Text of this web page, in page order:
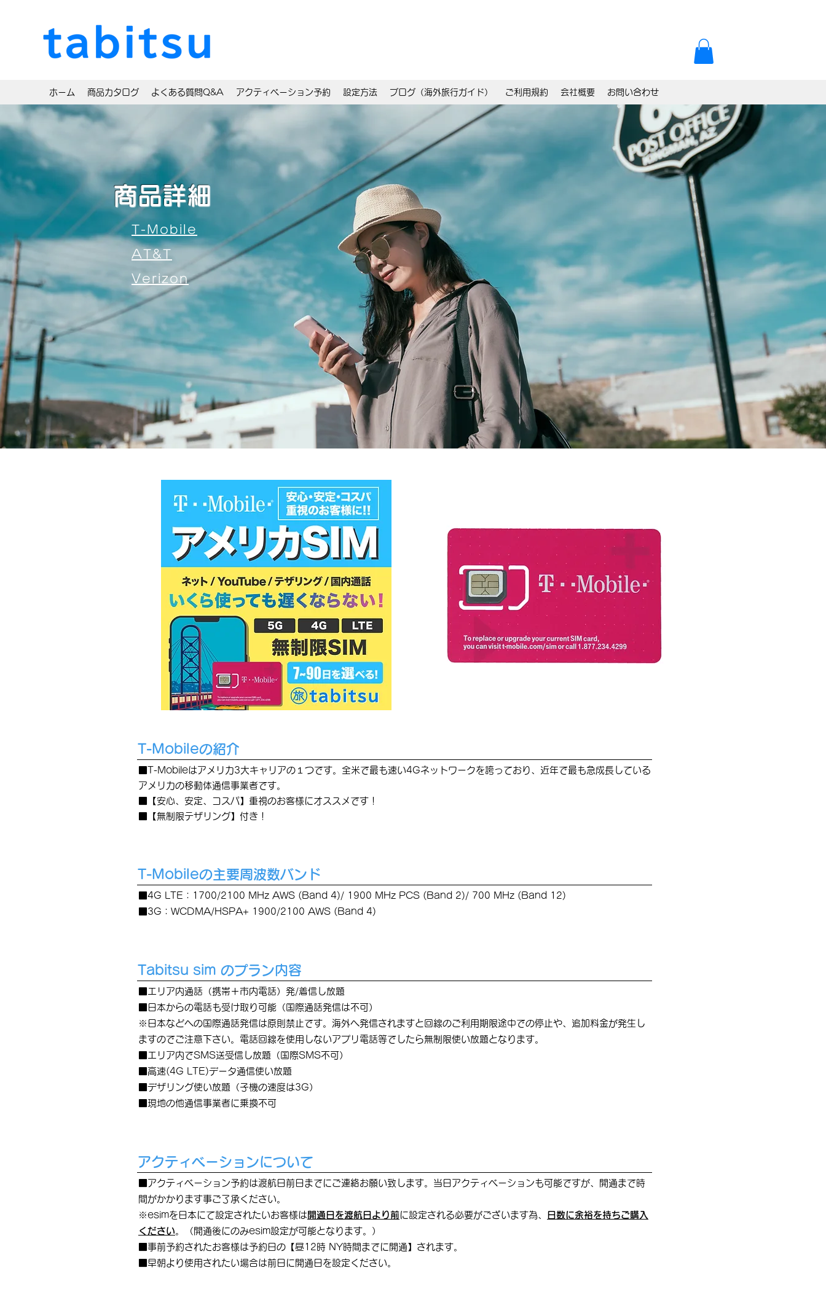
ホーム 商品カタログ よくある質問Q&A アクティベーション予約 設定方法 ブログ（海外旅行ガイド） ご利用規約 会社概要 お問い合わせ
商品詳細
T-Mobile
AT&T
Verizon
T-Mobileの紹介
■T-Mobileはアメリカ3大キャリアの１つです。全米で最も速い4Gネットワークを誇っており、近年で最も急成長している
アメリカの移動体通信事業者です。​
■【安心、安定、コスパ】重視のお客様にオススメです！
■【無制限テザリング】付き！
T-Mobileの主要周波数バンド
■4G LTE：1700/2100 MHz AWS (Band 4)/ 1900 MHz PCS (Band 2)/ 700 MHz (Band 12)
■3G：WCDMA/HSPA+ 1900/2100 AWS (Band 4)
Tabitsu sim のプラン内容
■エリア内通話（携帯＋市内電話）発/着信し放題
■日本からの電話も受け取り可能（国際通話発信は不可）
​※日本などへの国際通話発信は原則禁止です。海外へ発信されますと回線のご利用期限途中での停止や、追加料金が発生し
ますのでご注意下さい。電話回線を使用しないアプリ電話等でしたら無制限使い放題となります。
■エリア内でSMS送受信し放題（国際SMS不可）
■高速(4G LTE)データ通信使い放題
■デザリング使い放題（子機の速度は3G）
■現地の他通信事業者に乗換不可
アクティベーションについて
■アクティベーション予約は渡航日前日までにご連絡お願い致します。当日アクティベーションも可能ですが、開通まで時
間がかかります事ご了承ください。
※esimを日本にて設定されたいお客様は 開通日を渡航日より前に設定される必要がございます為、 日数に余裕を持ちご購入
ください 。（開通後にのみesim設定が可能となります。）
■事前予約されたお客様は予約日の【昼12時 NY時間までに開通】されます。
■早朝より使用されたい場合は前日に開通日を設定ください。